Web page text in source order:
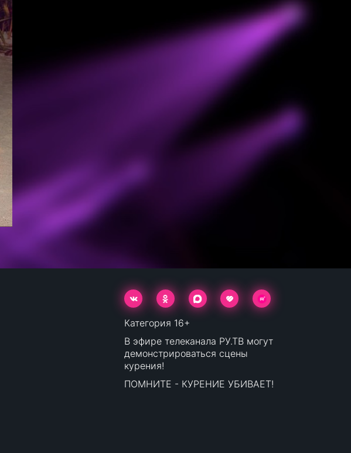
Категория 16+
В эфире телеканала РУ.ТВ могут
демонстрироваться сцены
курения!
ПОМНИТЕ - КУРЕНИЕ УБИВАЕТ!